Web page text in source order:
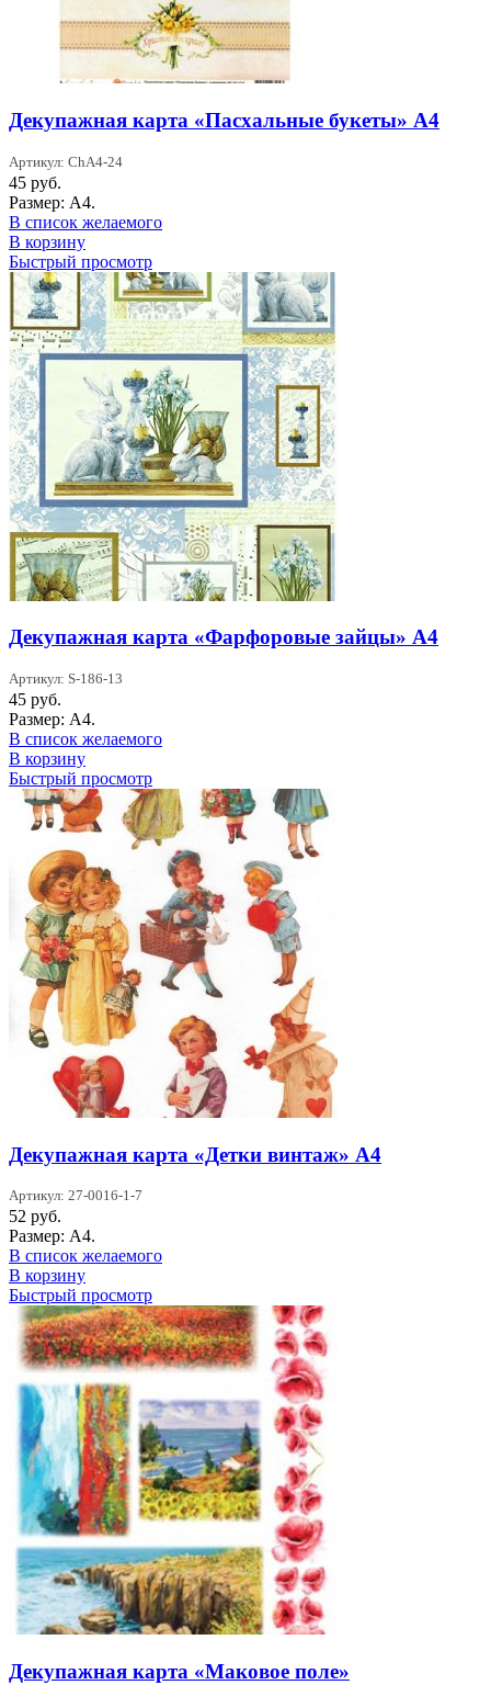
Декупажная карта «Пасхальные букеты» А4
Артикул: ChA4-24
45 руб.
Размер: А4.
В список желаемого
В корзину
Быстрый просмотр
Декупажная карта «Фарфоровые зайцы» А4
Артикул: S-186-13
45 руб.
Размер: А4.
В список желаемого
В корзину
Быстрый просмотр
Декупажная карта «Детки винтаж» А4
Артикул: 27-0016-1-7
52 руб.
Размер: А4.
В список желаемого
В корзину
Быстрый просмотр
Декупажная карта «Маковое поле»